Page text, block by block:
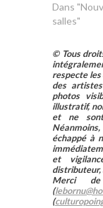
Dans
salles"
© Tous
respecte les
des
photos
illustratif,
et ne
échappé à
et
distributeur,
Merci de
(
(